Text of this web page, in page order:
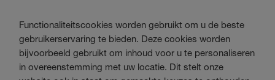
Functionaliteitscookies worden gebruikt om u de beste
gebruikerservaring te bieden. Deze cookies worden
bijvoorbeeld gebruikt om inhoud voor u te personaliseren
in overeenstemming met uw locatie. Dit stelt onze